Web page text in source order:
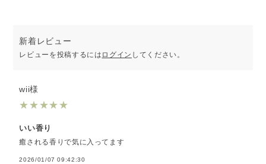
新着レビュー
レビューを投稿するには ログイン してください。
wii様
★★★★★
いい香り
癒される香りで気に入ってます
2026/01/07 09:42:30